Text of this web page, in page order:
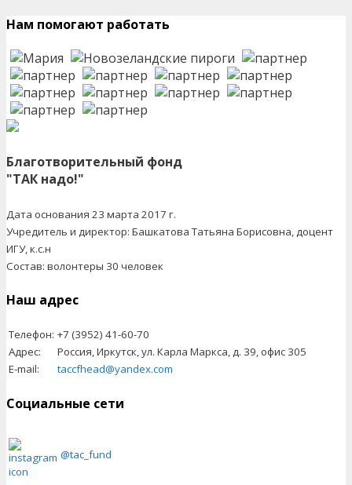
Нам помогают работать
Благотворительный фонд
"ТАК надо!"
Дата основания 23 марта 2017 г.
Учредитель и директор: Башкатова Татьяна Борисовна, доцент
ИГУ, к.с.н
Состав: волонтеры 30 человек
Наш адрес
Телефон: +7 (3952) 41-60-70
Адрес:
Россия, Иркутск, ул. Карла Маркса, д. 39, офис 305
E-mail:
taccfhead@yandex.com
Социальные сети
@tac_fund